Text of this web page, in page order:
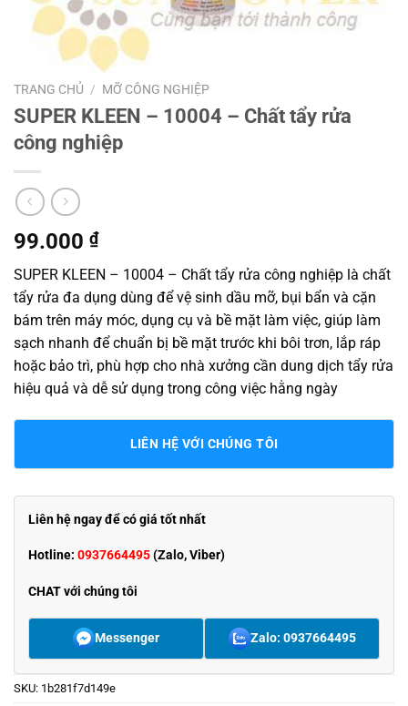
TRANG CHỦ / MỠ CÔNG NGHIỆP
SUPER KLEEN – 10004 – Chất tẩy rửa
công nghiệp
99.000 ₫
SUPER KLEEN – 10004 – Chất tẩy rửa công nghiệp là chất
tẩy rửa đa dụng dùng để vệ sinh dầu mỡ, bụi bẩn và cặn
bám trên máy móc, dụng cụ và bề mặt làm việc, giúp làm
sạch nhanh để chuẩn bị bề mặt trước khi bôi trơn, lắp ráp
hoặc bảo trì, phù hợp cho nhà xưởng cần dung dịch tẩy rửa
hiệu quả và dễ sử dụng trong công việc hằng ngày
LIÊN HỆ VỚI CHÚNG TÔI
Liên hệ ngay để có giá tốt nhất
Hotline: 0937664495(Zalo, Viber)
CHAT với chúng tôi
Messenger Zalo: 0937664495
SKU: 1b281f7d149e